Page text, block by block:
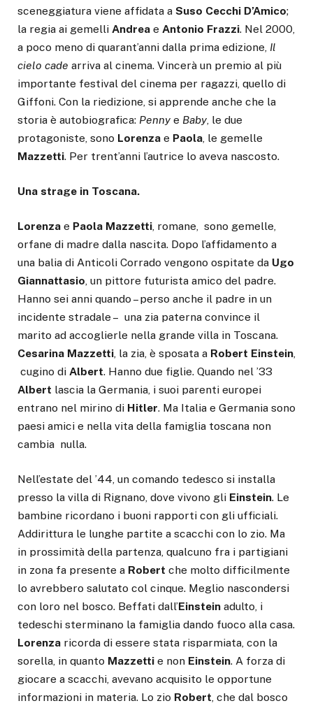
sceneggiatura viene affidata a Suso Cecchi D’Amico;
la regia ai gemelli Andrea e Antonio Frazzi. Nel 2000,
a poco meno di quarant’anni dalla prima edizione, Il
cielo cade arriva al cinema. Vincerà un premio al più
importante festival del cinema per ragazzi, quello di
Giffoni. Con la riedizione, si apprende anche che la
storia è autobiografica: Penny e Baby, le due
protagoniste, sono Lorenza e Paola, le gemelle
Mazzetti. Per trent’anni l’autrice lo aveva nascosto.
Una strage in Toscana.
Lorenza e Paola Mazzetti, romane, sono gemelle,
orfane di madre dalla nascita. Dopo l’affidamento a
una balia di Anticoli Corrado vengono ospitate da Ugo
Giannattasio, un pittore futurista amico del padre.
Hanno sei anni quando – perso anche il padre in un
incidente stradale – una zia paterna convince il
marito ad accoglierle nella grande villa in Toscana.
Cesarina Mazzetti, la zia, è sposata a Robert Einstein,
cugino di Albert. Hanno due figlie. Quando nel ’33
Albert lascia la Germania, i suoi parenti europei
entrano nel mirino di Hitler. Ma Italia e Germania sono
paesi amici e nella vita della famiglia toscana non
cambia nulla.
Nell’estate del ’44, un comando tedesco si installa
presso la villa di Rignano, dove vivono gli Einstein. Le
bambine ricordano i buoni rapporti con gli ufficiali.
Addirittura le lunghe partite a scacchi con lo zio. Ma
in prossimità della partenza, qualcuno fra i partigiani
in zona fa presente a Robert che molto difficilmente
lo avrebbero salutato col cinque. Meglio nascondersi
con loro nel bosco. Beffati dall’Einstein adulto, i
tedeschi sterminano la famiglia dando fuoco alla casa.
Lorenza ricorda di essere stata risparmiata, con la
sorella, in quanto Mazzetti e non Einstein. A forza di
giocare a scacchi, avevano acquisito le opportune
informazioni in materia. Lo zio Robert, che dal bosco